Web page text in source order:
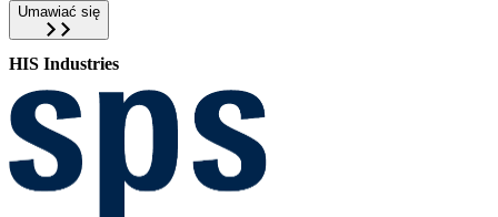
Umawiać się
HIS Industries